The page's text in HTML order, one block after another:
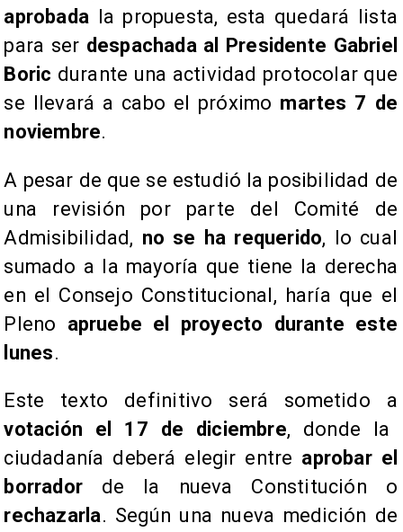
aprobada la propuesta, esta quedará lista
para ser despachada al Presidente Gabriel
Boric durante una actividad protocolar que
se llevará a cabo el próximo martes 7 de
noviembre.
A pesar de que se estudió la posibilidad de
una revisión por parte del Comité de
Admisibilidad, no se ha requerido, lo cual
sumado a la mayoría que tiene la derecha
en el Consejo Constitucional, haría que el
Pleno apruebe el proyecto durante este
lunes.
Este texto definitivo será sometido a
votación el 17 de diciembre, donde la
ciudadanía deberá elegir entre aprobar el
borrador de la nueva Constitución o
rechazarla. Según una nueva medición de